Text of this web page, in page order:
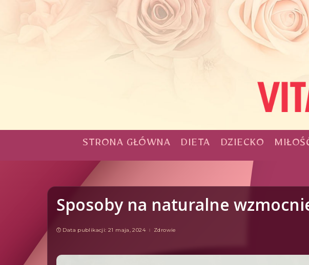
STRONA GŁÓWNA DIETA DZIECKO
Sposoby na naturalne
Data publikacji: 21 maja, 2024 Zdrowie